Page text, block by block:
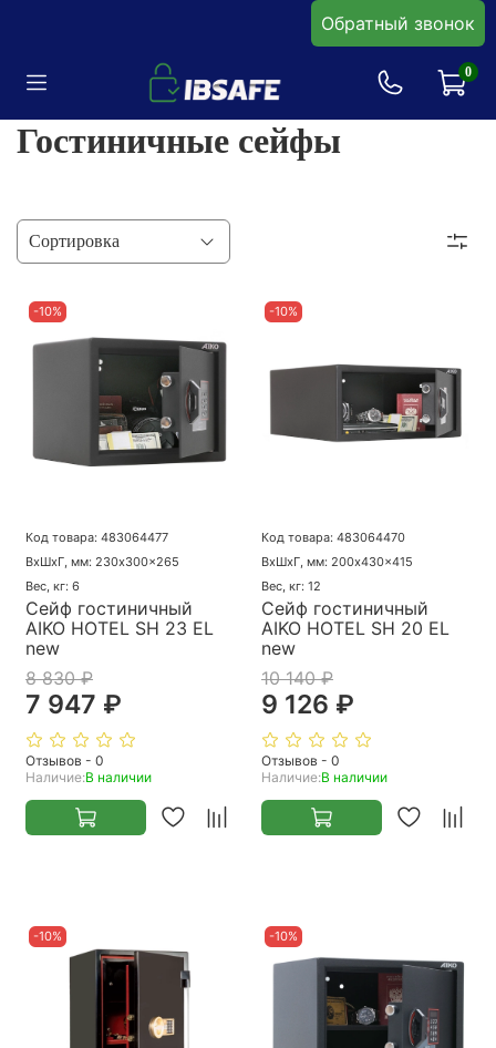
Обратный звонок
0
Гостиничные сейфы
-10%
Код товара: 483064477
ВхШхГ, мм: 230x300x265
Вес, кг: 6
Сейф гостиничный
AIKO HOTEL SH 23 EL
new
8 830 ₽
7 947 ₽
Отзывов - 0
Наличие:В наличии
-10%
Код товара: 483064470
ВхШхГ, мм: 200x430x415
Вес, кг: 12
Сейф гостиничный
AIKO HOTEL SH 20 EL
new
10 140 ₽
9 126 ₽
Отзывов - 0
Наличие:В наличии
-10% -10%